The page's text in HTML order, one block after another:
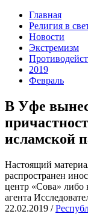
Главная
Религия в
Новости
Экстремизм
2019
Февраль
В Уфе
исламской
Настоящий
распространен
центр «Сова» либо
агента
22.02.2019 /